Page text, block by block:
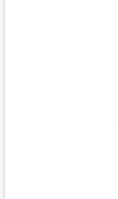
Les environs de
excursions. Le parc